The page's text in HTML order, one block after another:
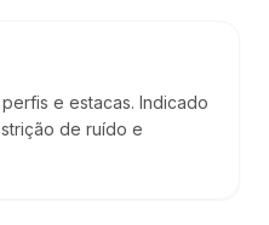
e estacas. Indicado
de ruído e